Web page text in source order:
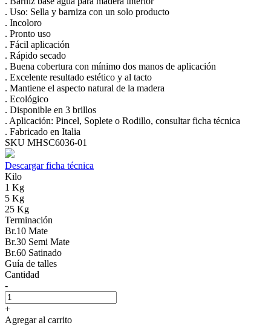
. Uso: Sella y barniza con un solo producto
. Incoloro
. Pronto uso
. Fácil aplicación
. Rápido secado
. Buena cobertura con mínimo dos manos de aplicación
. Excelente resultado estético y al tacto
. Mantiene el aspecto natural de la madera
. Ecológico
. Disponible en 3 brillos
. Aplicación: Pincel, Soplete o Rodillo, consultar ficha técnica
. Fabricado en Italia
SKU MHSC6036-01
Descargar ficha técnica
Kilo
1 Kg
5 Kg
25 Kg
Terminación
Br.10 Mate
Br.30 Semi Mate
Br.60 Satinado
Guía de talles
Cantidad
-
+
Agregar al carrito